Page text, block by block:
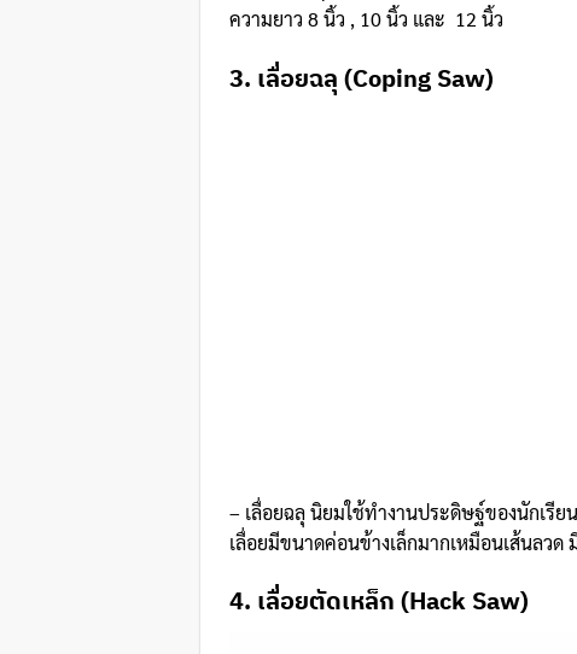
ความยาว 8 นิ้ว , 10 นิ้ว และ 12 นิ้ว
3. เลื่อยฉลุ (Coping Saw)
– เลื่อยฉลุ นิยมใช้ทำงานประดิษฐ์ของนักเรีย
เลื่อยมีขนาดค่อนข้างเล็กมากเหมือนเส้นลว
4. เลื่อยตัดเหล็ก (Hack Saw)